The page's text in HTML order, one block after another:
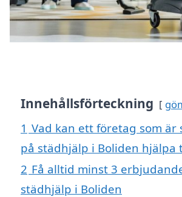
Innehållsförteckning
1 Vad kan ett företag som är
på städhjälp i Boliden hjälpa
2 Få alltid minst 3
städhjälp i Boliden